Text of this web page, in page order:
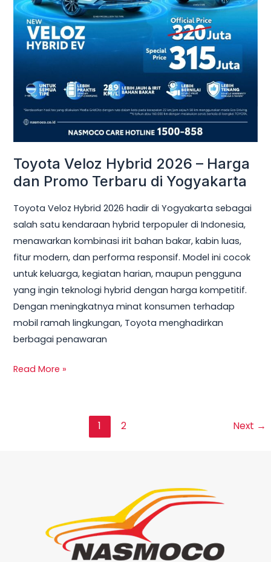
Toyota Veloz Hybrid 2026 – Harga
dan Promo Terbaru di Yogyakarta
Toyota Veloz Hybrid 2026 hadir di Yogyakarta sebagai
salah satu kendaraan hybrid terpopuler di Indonesia,
menawarkan kombinasi irit bahan bakar, kabin luas,
fitur modern, dan performa responsif. Model ini cocok
untuk keluarga, kegiatan harian, maupun pengguna
yang ingin teknologi hybrid dengan harga kompetitif.
Dengan meningkatnya minat konsumen terhadap
mobil ramah lingkungan, Toyota menghadirkan
berbagai penawaran
Yogyakarta
Read More »
1 2 Next →